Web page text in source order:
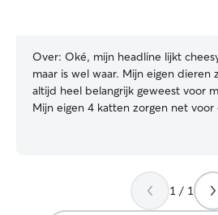
Over: Oké, mijn headline lijkt
maar is wel waar. Mijn eigen dieren
altijd heel belangrijk geweest voor
Mijn eigen 4 katten zorgen net voor
meerdere soorten viervoeters
van mijn vlaamse reuzen vroeger tot
rottweiler later en mijn 4 katten nu.
1 / 1